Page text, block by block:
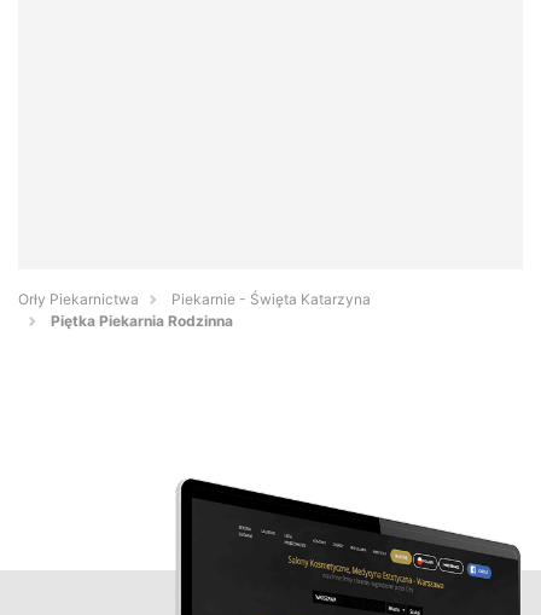
Orły Piekarnictwa
Piekarnie - Święta Katarzyna
Piętka Piekarnia Rodzinna